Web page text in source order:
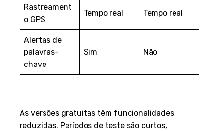
Rastreament
o GPS
Tempo real Tempo real
Alertas de
palavras-
chave
Sim Não
As versões gratuitas têm funcionalidades
reduzidas. Períodos de teste são curtos,